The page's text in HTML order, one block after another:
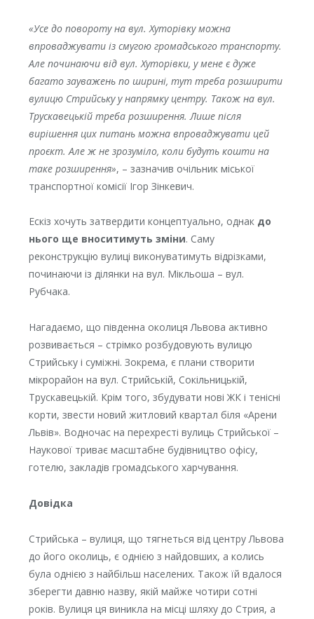
«Усе до повороту на вул. Хуторівку можна
впроваджувати із смугою громадського транспорту.
Але починаючи від вул. Хуторівки, у мене є дуже
багато зауважень по ширині, тут треба розширити
вулицю Стрийську у напрямку центру. Також на вул.
Трускавецькій треба розширення. Лише після
вирішення цих питань можна впроваджувати цей
проєкт. Але ж не зрозуміло, коли будуть кошти на
таке розширення», – зазначив очільник міської
транспортної комісії Ігор Зінкевич.
Ескіз хочуть затвердити концептуально, однак до
нього ще вноситимуть зміни. Саму
реконструкцію вулиці виконуватимуть відрізками,
починаючи із ділянки на вул. Мікльоша – вул.
Рубчака.
Нагадаємо, що південна околиця Львова активно
розвивається – стрімко розбудовують вулицю
Стрийську і суміжні. Зокрема, є плани створити
мікрорайон на вул. Стрийській, Сокільницькій,
Трускавецькій. Крім того, збудувати нові ЖК і тенісні
корти, звести новий житловий квартал біля «Арени
Львів». Водночас на перехресті вулиць Стрийської –
Наукової триває масштабне будівництво офісу,
готелю, закладів громадського харчування.
Довідка
Стрийська – вулиця, що тягнеться від центру Львова
до його околиць, є однією з найдовших, а колись
була однією з найбільш населених. Також їй вдалося
зберегти давню назву, якій майже чотири сотні
років. Вулиця ця виникла на місці шляху до Стрия, а